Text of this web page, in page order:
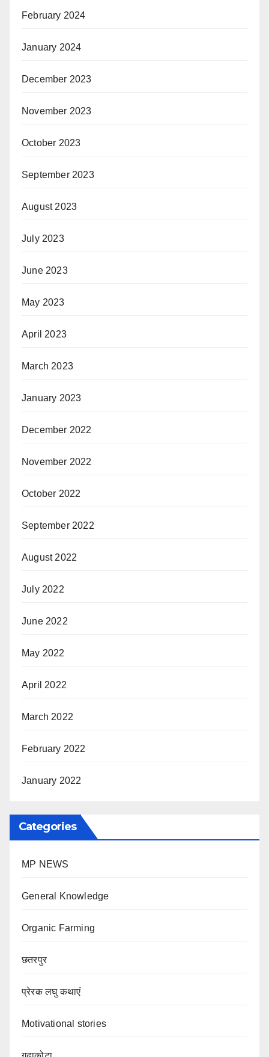
February 2024
January 2024
December 2023
November 2023
October 2023
September 2023
August 2023
July 2023
June 2023
May 2023
April 2023
March 2023
January 2023
December 2022
November 2022
October 2022
September 2022
August 2022
July 2022
June 2022
May 2022
April 2022
March 2022
February 2022
January 2022
Categories
MP NEWS
General Knowledge
Organic Farming
छतरपुर
प्रेरक लघु कथाएं
Motivational stories